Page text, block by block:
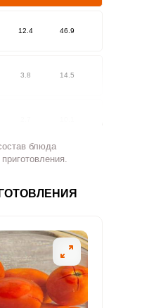
12.4 46.9
3.8 14.5
0.3 1.3
21.7
1.2
блюда